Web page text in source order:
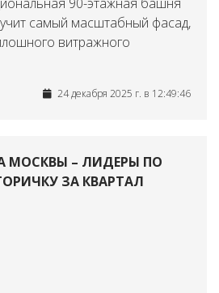
самый масштабный фасад,
витражного
24 декабря 2025 г. в 12:49:46
МОСКВЫ – ЛИДЕРЫ ПО
ЗА КВАРТАЛ